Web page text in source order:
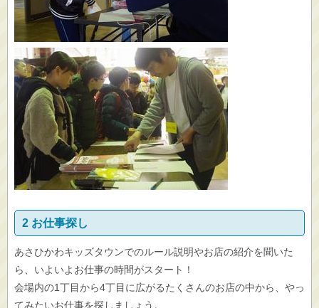
2 お仕事探し
あさひかわキッズタウンでのルール説明やお店の紹介を聞いた
ら、いよいよお仕事の時間がスタート！
会場内の1丁目から4丁目に広がるたくさんのお店の中から、やっ
てみたいお仕事を探しましょう。